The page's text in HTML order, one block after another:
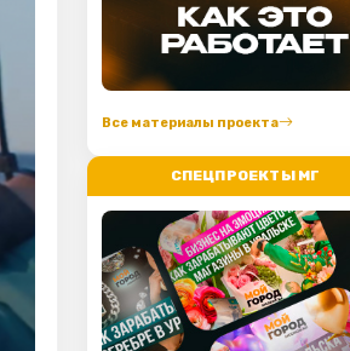
Все материалы проекта
СПЕЦПРОЕКТЫ МГ